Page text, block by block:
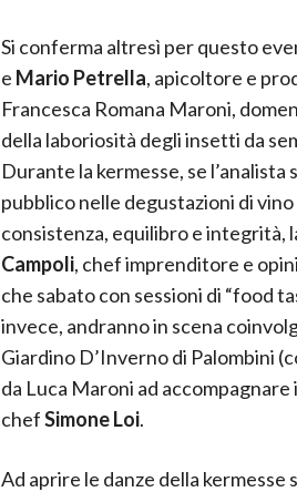
Si conferma altresì per questo
e Mario Petrella, apicoltore e
Francesca Romana Maroni,
della laboriosità degli insetti da
Durante la kermesse, se
pubblico nelle degustazioni di
consistenza, equilibro e integrità,
Campoli, chef imprenditore e
che sabato con sessioni di “food
invece, andranno in scena
Giardino D’Inverno di Palombini
da Luca Maroni ad
chefSimone Loi.
Ad aprire le danze della kermesse